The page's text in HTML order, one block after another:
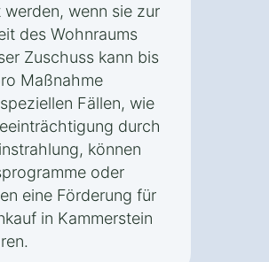
wenn sie zur
des Wohnraums
Zuschuss kann bis
Maßnahme
Fällen, wie
durch
können
oder
eine Förderung für
in Kammerstein